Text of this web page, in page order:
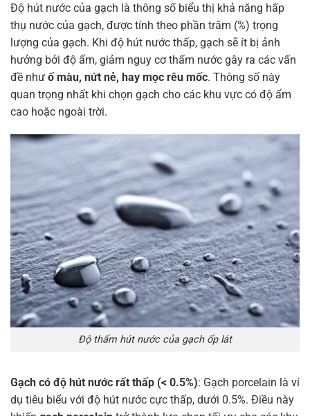
Độ hút nước của gạch là thông số biểu thị khả năng hấp
thụ nước của gạch, được tính theo phần trăm (%) trọng
lượng của gạch. Khi độ hút nước thấp, gạch sẽ ít bị ảnh
hưởng bởi độ ẩm, giảm nguy cơ thấm nước gây ra các vấn
đề như ố màu, nứt nẻ, hay mọc rêu mốc. Thông số này
quan trọng nhất khi chọn gạch cho các khu vực có độ ẩm
cao hoặc ngoài trời.
Độ thấm hút nước của gạch ốp lát
Gạch có độ hút nước rất thấp (< 0.5%): Gạch porcelain là ví
dụ tiêu biểu với độ hút nước cực thấp, dưới 0.5%. Điều này